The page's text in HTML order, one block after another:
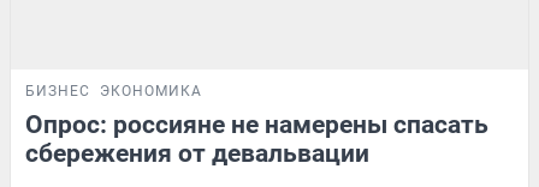
БИЗНЕС ЭКОНОМИКА
Опрос: россияне не намерены спасать
сбережения от девальвации